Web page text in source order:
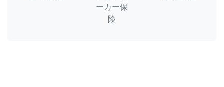
ーカー保
険